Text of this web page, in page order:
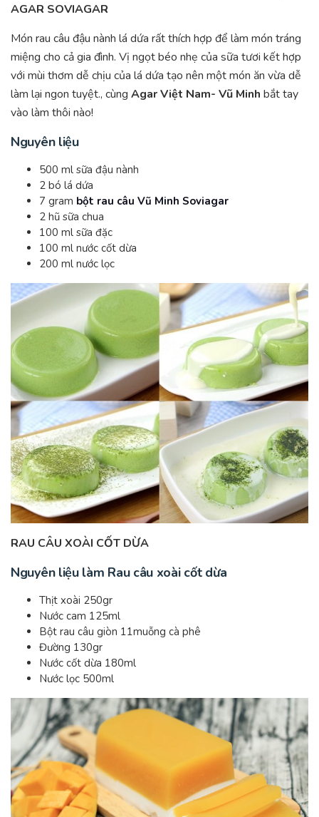
AGAR SOVIAGAR
Món rau câu đậu nành lá dứa rất thích hợp để làm món tráng
miệng cho cả gia đình. Vị ngọt béo nhẹ của sữa tươi kết hợp
với mùi thơm dễ chịu của lá dứa tạo nên một món ăn vừa dễ
làm lại ngon tuyệt., cùng Agar Việt Nam- Vũ Minh bắt tay
vào làm thôi nào!
Nguyên liệu
500 ml sữa đậu nành
2 bó lá dứa
7 gram bột rau câu Vũ Minh Soviagar
2 hũ sữa chua
100 ml sữa đặc
100 ml nước cốt dừa
200 ml nước lọc
RAU CÂU XOÀI CỐT DỪA
Nguyên liệu làm Rau câu xoài cốt dừa
Thịt xoài 250gr
Nước cam 125ml
Bột rau câu giòn 11muỗng cà phê
Đường 130gr
Nước cốt dừa 180ml
Nước lọc 500ml